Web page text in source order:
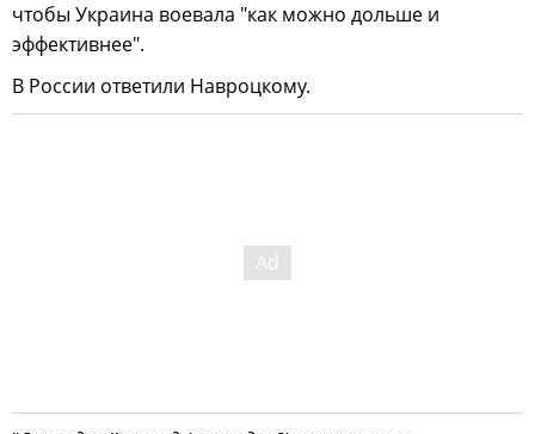
чтобы Украина воевала "как можно дольше и
эффективнее".
В России ответили Навроцкому.